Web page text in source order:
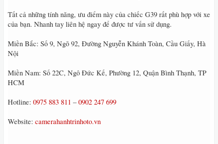
Tất cả những tính năng, ưu điểm này của chiếc G39 rất phù hợp với xe
của bạn. Nhanh tay liên hệ ngay để được tư vấn sử dụng.
Miền Bắc: Số 9, Ngõ 92, Đường Nguyễn Khánh Toàn, Cầu Giấy, Hà
Nội
Miền Nam: Số 22C, Ngô Đức Kế, Phường 12, Quận Bình Thạnh, TP
HCM
Hotline: 0975 883 811 –0902 247 699
Website: camerahanhtrinhoto.vn